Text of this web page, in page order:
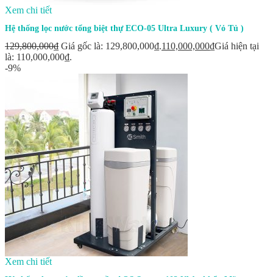
Xem chi tiết
Hệ thống lọc nước tổng biệt thự ECO-05 Ultra Luxury ( Vỏ Tủ )
129,800,000₫ Giá gốc là: 129,800,000₫.110,000,000₫Giá hiện tại
là: 110,000,000₫.
-9%
Xem chi tiết